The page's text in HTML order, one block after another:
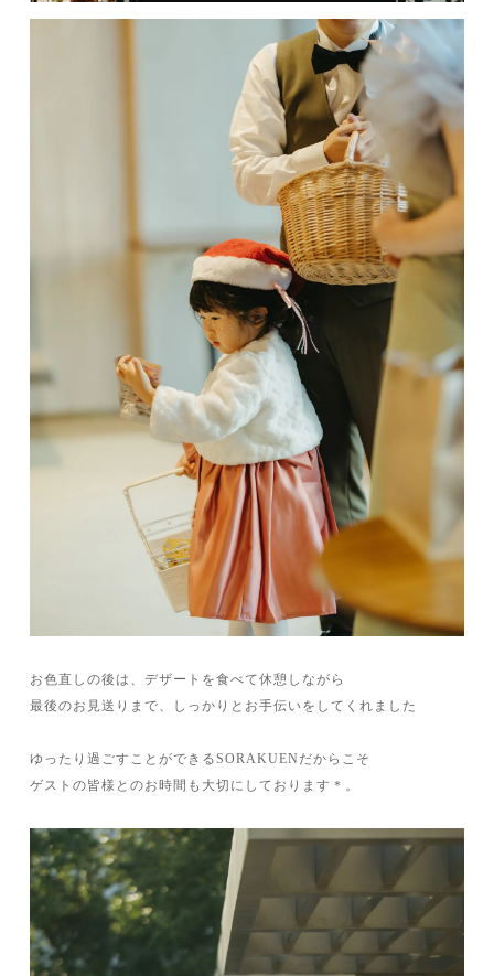
お色直しの後は、デザートを食べて休憩しながら
最後のお見送りまで、しっかりとお手伝いをしてくれました
ゆったり過ごすことができるSORAKUENだからこそ
ゲストの皆様とのお時間も大切にしております＊。